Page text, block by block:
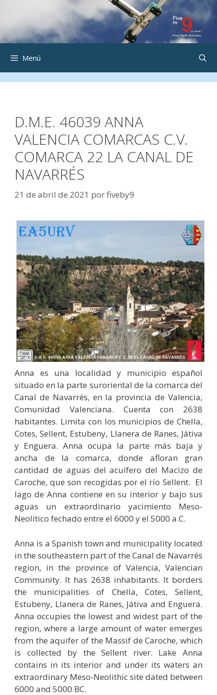
contenido
Menú
D.M.E. 46039 ANNA
VALENCIA COMARCAS C.V.
COMARCA 22 LA CANAL DE
NAVARRÉS
21 de abril de 2021 porfiveby9
Anna es una localidad y municipio español
situado en la parte suroriental de la comarca del
Canal de Navarrés, en la provincia de Valencia,
Comunidad Valenciana. Cuenta con 2638
habitantes. Limita con los municipios de Chella,
Cotes, Sellent, Estubeny, Llanera de Ranes, Játiva
y Enguera. Anna ocupa la parte más baja y
ancha de la comarca, donde afloran gran
cantidad de aguas del acuífero del Macizo de
Caroche, que son recogidas por el río Sellent. El
lago de Anna contiene en su interior y bajo sus
aguas un extraordinario yacimiento Meso-
Neolítico fechado entre el 6000 y el 5000 a.C.
Anna is a Spanish town and municipality located
in the southeastern part of the Canal de Navarrés
region, in the province of Valencia, Valencian
Community. It has 2638 inhabitants. It borders
the municipalities of Chella, Cotes, Sellent,
Estubeny, Llanera de Ranes, Játiva and Enguera.
Anna occupies the lowest and widest part of the
region, where a large amount of water emerges
from the aquifer of the Massif de Caroche, which
is collected by the Sellent river.
Lake Anna
contains in its interior and under its waters an
extraordinary Meso-Neolithic site dated between
6000 and 5000 BC.